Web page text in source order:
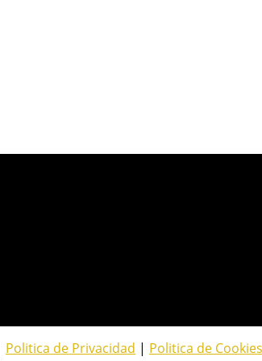
Politica de Privacidad | Politica de Cookies